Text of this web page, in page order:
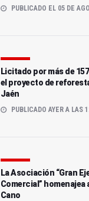
PUBLICADO EL 05 DE
Licitado por más de
el proyecto de
Jaén
PUBLICADO AYER A LAS
La Asociación “Gran
Comercial” homenajea
Cano